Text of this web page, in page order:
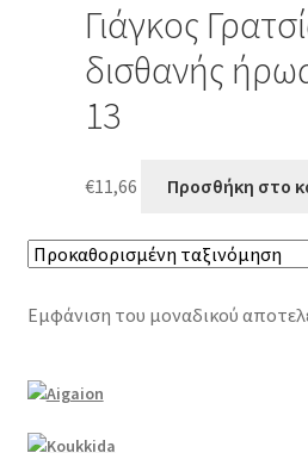
Γιάγκος
δισθανής
13
€11,66 Προσθήκη στο
Εμφάνιση του μοναδικού